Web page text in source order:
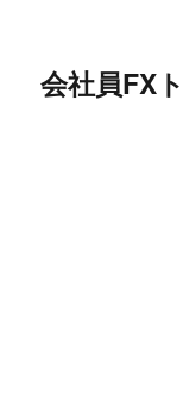
会社員FX